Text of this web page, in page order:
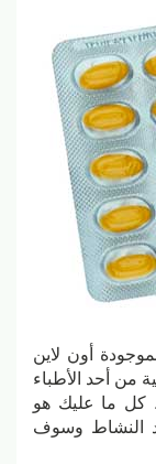
أون لاين
من أحد الأطباء
كل ما عليك هو
النشاط وسوف